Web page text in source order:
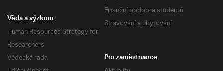
Finanční podpora studentů
Stravování a ubytování
Věda a výzkum
Human Resources Strategy for
Researchers
Vědecká rada
Pro zaměstnance